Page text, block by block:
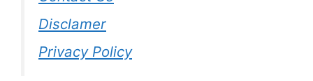
Disclamer
Privacy Policy